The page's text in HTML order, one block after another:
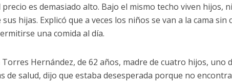
es demasiado alto. Bajo el mismo techo viven hijos,
sus hijas. Explicó que a veces los niños se van a la cama
una comida al día.
Hernández, de 62 años, madre de cuatro hijos, uno
de salud, dijo que estaba desesperada porque no